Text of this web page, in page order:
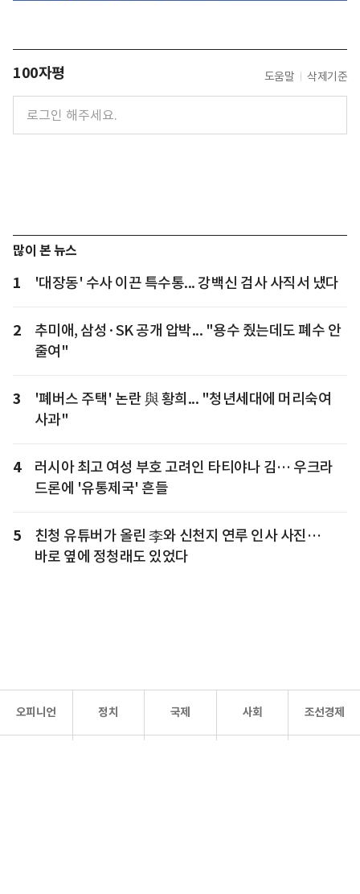
100자평 도움말 삭제기준
많이 본 뉴스
1 '대장동' 수사 이끈 특수통... 강백신 검사 사직서 냈다
2
추미애, 삼성·SK 공개 압박... "용수 줬는데도 폐수 안
줄여"
3
'폐버스 주택' 논란 與 황희... "청년세대에 머리숙여
사과"
4
러시아 최고 여성 부호 고려인 타티야나 김… 우크라
드론에 '유통제국' 흔들
5
친청 유튜버가 올린 李와 신천지 연루 인사 사진…
바로 옆에 정청래도 있었다
오피니언 정치 국제 사회 조선경제